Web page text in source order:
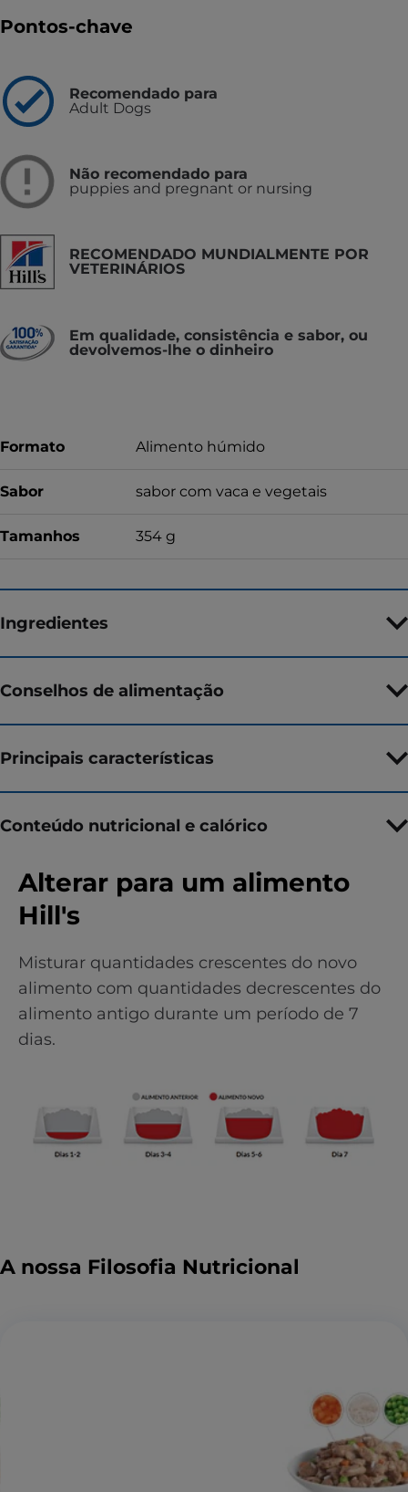
Pontos-chave
Recomendado para
Adult Dogs
Não recomendado para
puppies and pregnant or nursing
RECOMENDADO MUNDIALMENTE POR
VETERINÁRIOS
Em qualidade, consistência e sabor, ou
devolvemos-lhe o dinheiro
Formato Alimento húmido
Sabor sabor com vaca e vegetais
Tamanhos 354 g
Ingredientes
Conselhos de alimentação
Principais características
Conteúdo nutricional e calórico
Alterar para um alimento
Hill's
Misturar quantidades crescentes do novo
alimento com quantidades decrescentes do
alimento antigo durante um período de 7
dias.
A nossa Filosofia Nutricional